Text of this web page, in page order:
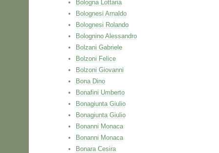
Bologna Lottaria
Bolognesi Arnaldo
Bolognesi Rolando
Bolognino Alessandro
Bolzani Gabriele
Bolzoni Felice
Bolzoni Giovanni
Bona Dino
Bonafini Umberto
Bonagiunta Giulio
Bonagiunta Giulio
Bonanni Monaca
Bonanni Monaca
Bonara Cesira